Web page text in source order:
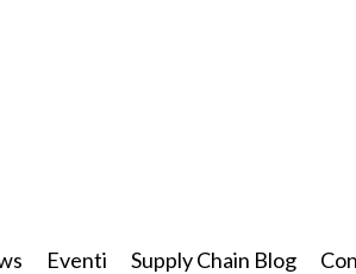
Eventi Supply Chain Blog